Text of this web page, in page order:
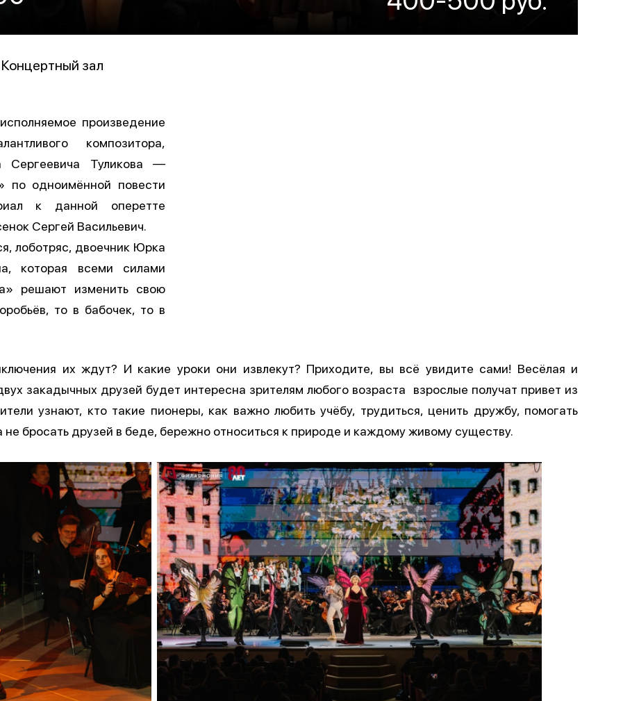
Концертный зал
произведение
композитора,
Туликова —
по одноимённой повести
к данной оперетте
Сергей Васильевич.
лоботряс, двоечник Юрка
которая всеми силами
решают изменить свою
то в бабочек, то в
их ждут? И какие уроки они извлекут? Приходите, вы всё увидите сами! Весёлая и
закадычных друзей будет интересна зрителям любого возраста взрослые получат привет из
узнают, кто такие пионеры, как важно любить учёбу, трудиться, ценить дружбу, помогать
бросать друзей в беде, бережно относиться к природе и каждому живому существу.